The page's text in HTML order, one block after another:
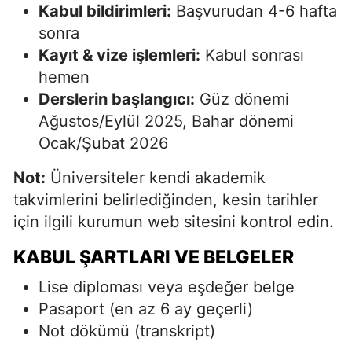
Kabul bildirimleri: Başvurudan 4-6 hafta
sonra
Kayıt & vize işlemleri: Kabul sonrası
hemen
Derslerin başlangıcı: Güz dönemi
Ağustos/Eylül 2025, Bahar dönemi
Ocak/Şubat 2026
Not: Üniversiteler kendi akademik
takvimlerini belirlediğinden, kesin tarihler
için ilgili kurumun web sitesini kontrol edin.
KABUL ŞARTLARI VE BELGELER
Lise diploması veya eşdeğer belge
Pasaport (en az 6 ay geçerli)
Not dökümü (transkript)